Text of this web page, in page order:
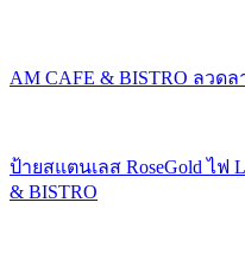
AM CAFE & BISTRO ลวด
ป้ายสแตนเลส RoseGold ไฟ
& BISTRO